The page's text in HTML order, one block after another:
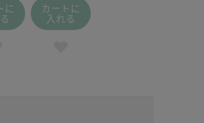
に カートに
入れる